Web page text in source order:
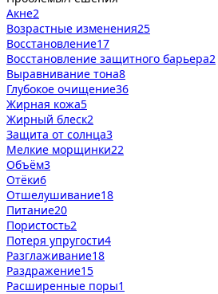
Акне2
Возрастные изменения25
Восстановление17
Восстановление защитного барьера2
Выравнивание тона8
Глубокое очищение36
Жирная кожа5
Жирный блеск2
Защита от солнца3
Мелкие морщинки22
Объём3
Отёки6
Отшелушивание18
Питание20
Пористость2
Потеря упругости4
Разглаживание18
Раздражение15
Расширенные поры1